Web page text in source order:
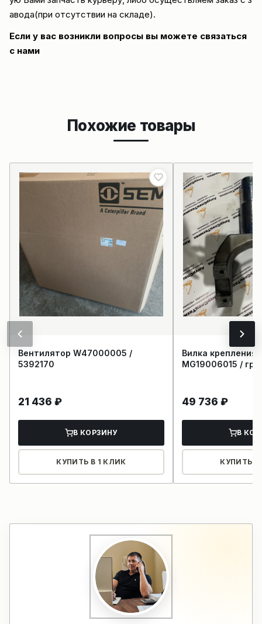
авода(при отсутствии на складе).
Если у вас возникли вопросы вы можете связаться
с нами
Похожие товары
Вентилятор W47000005 /
5392170
21 436 ₽
В КОРЗИНУ
КУПИТЬ В 1 КЛИК
Вилка крепления
MG19006015 /
49 736 ₽
В
КУПИТЬ В